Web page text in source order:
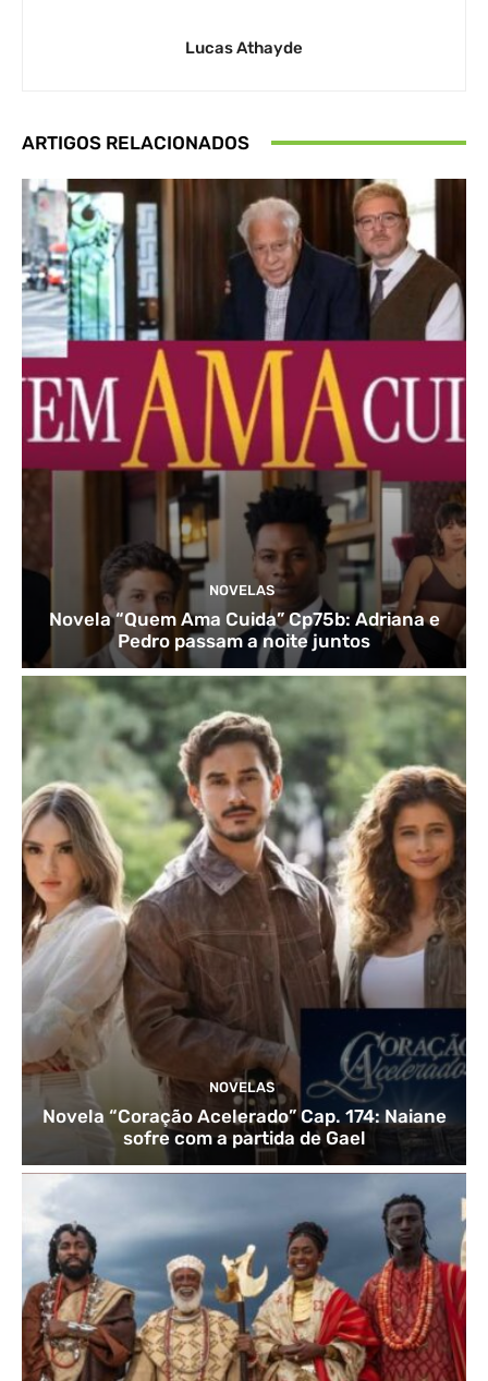
Lucas Athayde
ARTIGOS RELACIONADOS
NOVELAS
Novela “Quem Ama Cuida” Cp75b: Adriana e
Pedro passam a noite juntos
NOVELAS
Novela “Coração Acelerado” Cap. 174: Naiane
sofre com a partida de Gael